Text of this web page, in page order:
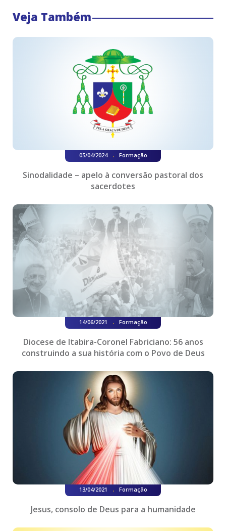
Veja Também
05/04/2024 . Formação
Sinodalidade – apelo à conversão pastoral dos
sacerdotes
14/06/2021 . Formação
Diocese de Itabira-Coronel Fabriciano: 56 anos
construindo a sua história com o Povo de Deus
13/04/2021 . Formação
Jesus, consolo de Deus para a humanidade